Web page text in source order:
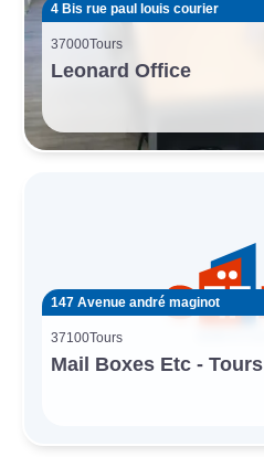
4 Bis rue paul louis courier
37000Tours
Leonard Office
147 Avenue andré maginot
37100Tours
Mail Boxes Etc - Tours